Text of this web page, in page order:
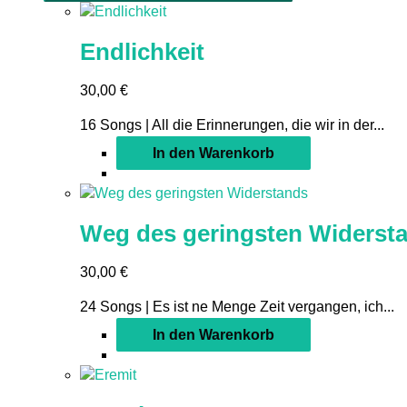
Endlichkeit
30,00 €
16 Songs | All die Erinnerungen, die wir in der...
In den Warenkorb
Weg des geringsten
30,00 €
24 Songs | Es ist ne Menge Zeit vergangen, ich...
In den Warenkorb